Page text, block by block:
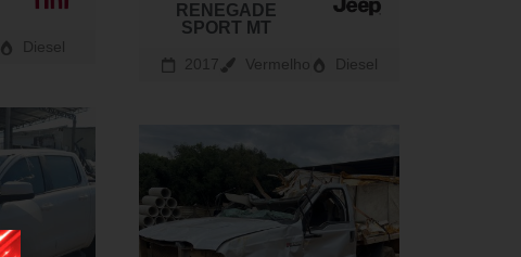
Diesel
RENEGADE
SPORT MT
2017 Vermelho Diesel